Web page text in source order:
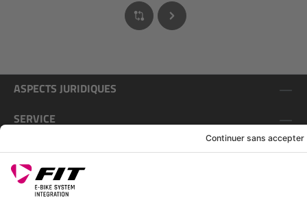
ASPECTS JURIDIQUES
SERVICE